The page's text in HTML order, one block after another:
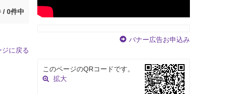
/ 0件中
に戻る
バナー広告お申込み
このページのQRコードです。
拡大